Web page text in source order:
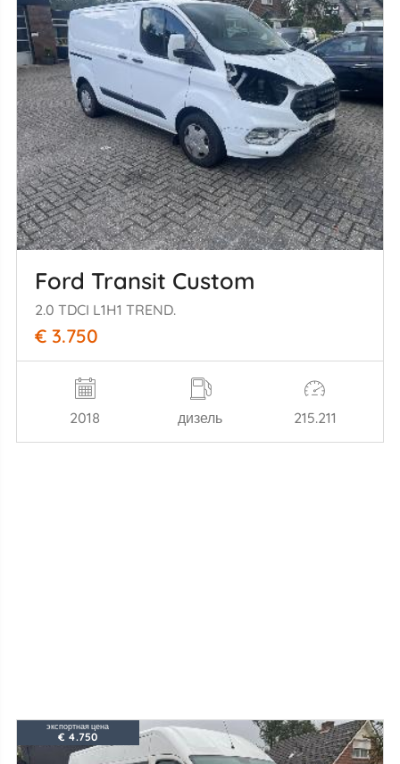
Ford Transit Custom
2.0 TDCI L1H1 TREND.
€ 3.750
2018 дизель 215.211
экспортная цена
€ 4.750